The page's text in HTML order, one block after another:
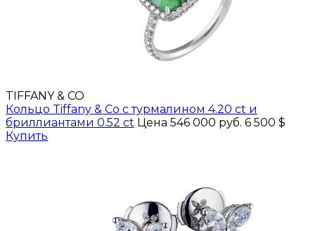
TIFFANY & CO
Кольцо Tiffany & Co с турмалином 4.20 ct и
бриллиантами 0.52 ct Цена 546 000 руб. 6 500 $
Купить